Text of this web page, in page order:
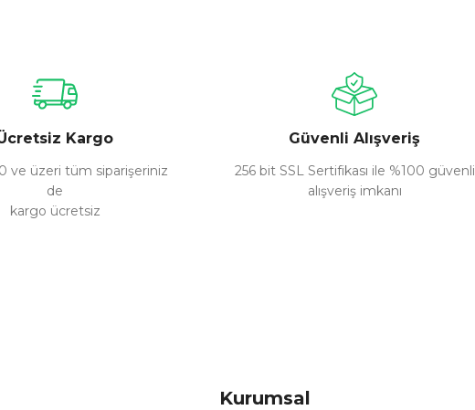
Kargo
ve üzeri tüm siparişeriniz
de
kargo ücretsiz
Güvenli Alışveriş
256 bit SSL Sertifikası ile %100 güvenli
alışveriş imkanı
Kurumsal